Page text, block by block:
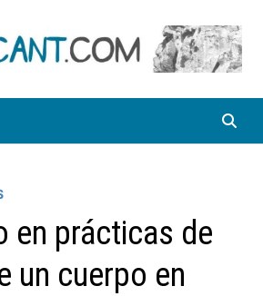
en prácticas de
un cuerpo en